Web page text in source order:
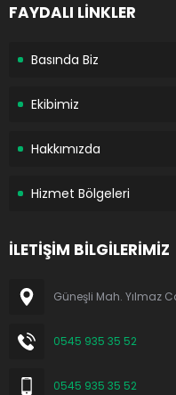
FAYDALI LİNKLER
Basında Biz
Ekibimiz
Hakkımızda
Hizmet Bölgeleri
İLETİŞİM BİLGİLERİMİZ
Güneşli Mah. Yılmaz
0545 935 35 52
0545 935 35 52